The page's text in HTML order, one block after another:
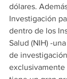
dólares.
Investigación
dentro de los
Salud (NIH) -
de
exclusivamente